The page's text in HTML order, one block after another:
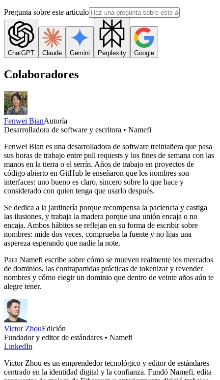
Pregunta sobre este artículo
ChatGPT Claude Gemini Perplexity Google
Colaboradores
Fenwei BianAutoría
Desarrolladora de software y escritora • Namefi
Fenwei Bian es una desarrolladora de software treintañera que pasa
sus horas de trabajo entre pull requests y los fines de semana con las
manos en la tierra o el serrín. Años de trabajo en proyectos de
código abierto en GitHub le enseñaron que los nombres son
interfaces: uno bueno es claro, sincero sobre lo que hace y
considerado con quien tenga que usarlo después.
Se dedica a la jardinería porque recompensa la paciencia y castiga
las ilusiones, y trabaja la madera porque una unión encaja o no
encaja. Ambos hábitos se reflejan en su forma de escribir sobre
nombres: mide dos veces, comprueba la fuente y no lijas una
aspereza esperando que nadie la note.
Para Namefi escribe sobre cómo se mueven realmente los mercados
de dominios, las contrapartidas prácticas de tokenizar y revender
nombres y cómo elegir un dominio que dentro de veinte años aún te
alegre tener.
Victor ZhouEdición
Fundador y editor de estándares • Namefi
LinkedIn
Victor Zhou es un emprendedor tecnológico y editor de estándares
centrado en la identidad digital y la confianza. Fundó Namefi, edita